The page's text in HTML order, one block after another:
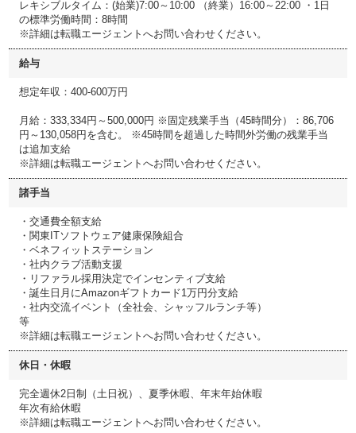
レキシブルタイム：(始業)7:00～10:00 （終業）16:00～22:00 ・1日
の標準労働時間：8時間
※詳細は転職エージェントへお問い合わせください。
給与
想定年収：400-600万円
月給：333,334円～500,000円 ※固定残業手当（45時間分）：86,706
円～130,058円を含む。 ※45時間を超過した時間外労働の残業手当
は追加支給
※詳細は転職エージェントへお問い合わせください。
諸手当
・交通費全額支給
・関東ITソフトウェア健康保険組合
・ベネフィットステーション
・社内クラブ活動支援
・リファラル採用決定でインセンティブ支給
・誕生日月にAmazonギフトカード1万円分支給
・社内交流イベント（全社会、シャッフルランチ等）
等
※詳細は転職エージェントへお問い合わせください。
休日・休暇
完全週休2日制（土日祝）、夏季休暇、年末年始休暇
年次有給休暇
※詳細は転職エージェントへお問い合わせください。